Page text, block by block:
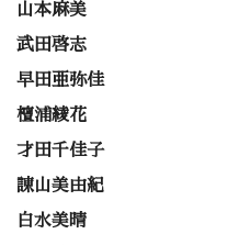
山本麻美
武田啓志
早田亜弥佳
檀浦綾花
才田千佳子
諌山美由紀
白水美晴